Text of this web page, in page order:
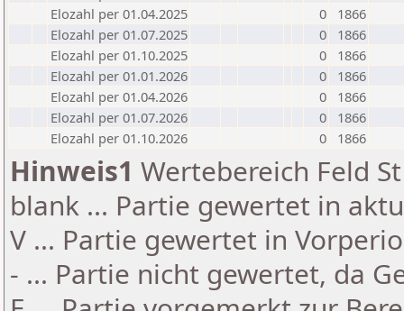
Elozahl per 01.04.2025
0
1866
Elozahl per 01.07.2025
0
1866
Elozahl per 01.10.2025
0
1866
Elozahl per 01.01.2026
0
1866
Elozahl per 01.04.2026
0
1866
Elozahl per 01.07.2026
0
1866
Elozahl per 01.10.2026
0 1866
Hinweis1 Wertebereich Feld
blank ... Partie gewertet in
V ... Partie gewertet in
- ... Partie nicht gewertet, da